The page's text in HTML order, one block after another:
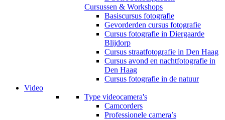
Cursussen & Workshops
Basiscursus fotografie
Gevorderden cursus fotografie
Cursus fotografie in Diergaarde
Blijdorp
Cursus straatfotografie in Den Haag
Cursus avond en nachtfotografie in
Den Haag
Cursus fotografie in de natuur
Video
Type videocamera's
Camcorders
Professionele camera’s